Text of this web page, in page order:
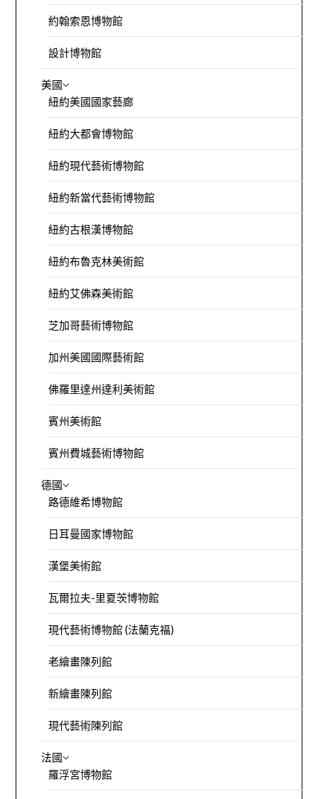
約翰索恩博物館
設計博物館
美國
紐約美國國家藝廊
紐約大都會博物館
紐約現代藝術博物館
紐約新當代藝術博物館
紐約古根漢博物館
紐約布魯克林美術館
紐約艾佛森美術館
芝加哥藝術博物館
加州美國國際藝術館
佛羅里達州達利美術館
賓州美術館
賓州費城藝術博物館
德國
路德維希博物館
日耳曼國家博物館
漢堡美術館
瓦爾拉夫-里夏茨博物館
現代藝術博物館 (法蘭克福)
老繪畫陳列館
新繪畫陳列館
現代藝術陳列館
法國
羅浮宮博物館